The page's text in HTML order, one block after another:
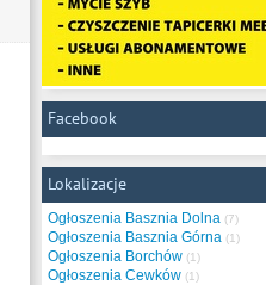
Facebook
Lokalizacje
Ogłoszenia Basznia Dolna (7)
Ogłoszenia Basznia Górna (1)
Ogłoszenia Borchów (1)
Ogłoszenia Cewków (1)